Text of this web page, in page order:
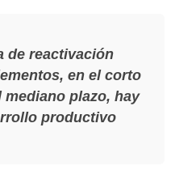
de reactivación
en el corto
plazo, hay
productivo